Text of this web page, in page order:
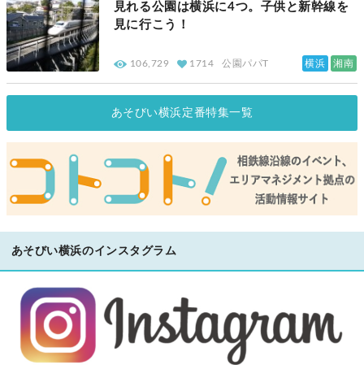
見れる公園は横浜に4つ。子供と新幹線を
見に行こう！
106,729 1714 公園パパT 横浜 湘南
あそびい横浜定番特集一覧
あそびい横浜のインスタグラム